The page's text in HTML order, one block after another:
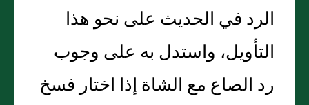
الرد في الحديث على نحو هذا
التأويل، واستدل به على وجوب
رد الصاع مع الشاة إذا اختار فسخ